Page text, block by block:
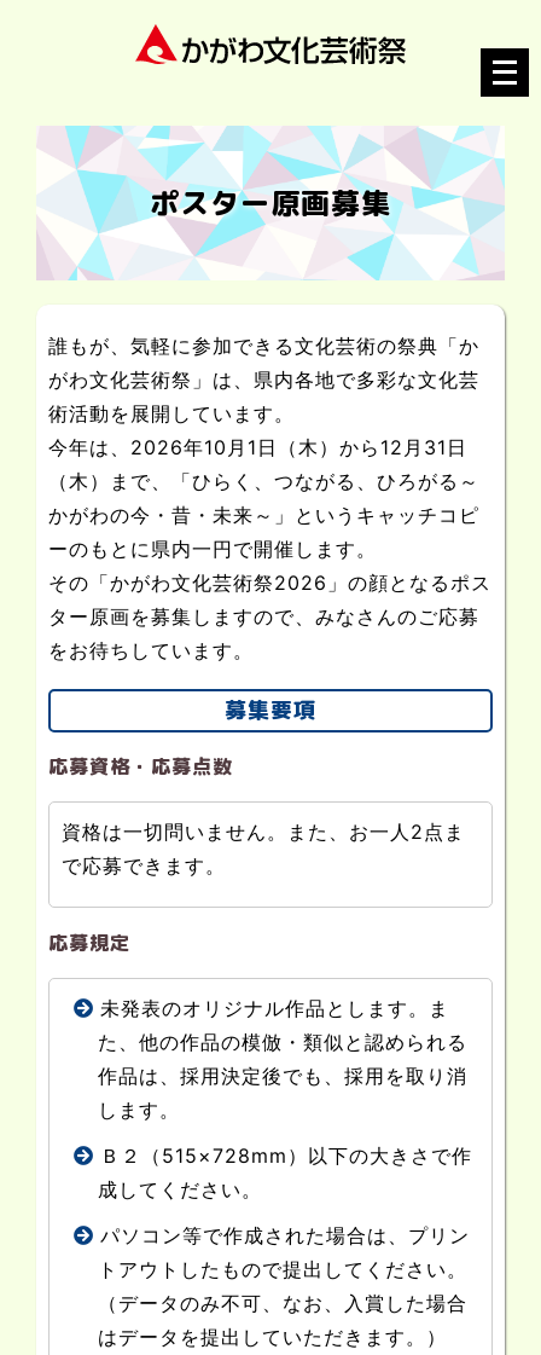
メ
ニ
ュ
ー
を
開
ポスター原画募集
誰もが、気軽に参加できる文化芸術の祭典「か
がわ文化芸術祭」は、県内各地で多彩な文化芸
術活動を展開しています。
今年は、2026年10月1日（木）から12月31日
（木）まで、「ひらく、つながる、ひろがる～
かがわの今・昔・未来～」というキャッチコピ
ーのもとに県内一円で開催します。
その「かがわ文化芸術祭2026」の顔となるポス
ター原画を募集しますので、みなさんのご応募
をお待ちしています。
募集要項
応募資格・応募点数
資格は一切問いません。また、お一人2点ま
で応募できます。
応募規定
未発表のオリジナル作品とします。ま
た、他の作品の模倣・類似と認められる
作品は、採用決定後でも、採用を取り消
します。
Ｂ２（515×728mm）以下の大きさで作
成してください。
パソコン等で作成された場合は、プリン
トアウトしたもので提出してください。
（データのみ不可、なお、入賞した場合
はデータを提出していただきます。）